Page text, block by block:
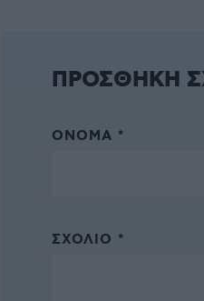
ΠΡΟΣΘΗΚΗ
ΌΝΟΜΑ *
ΣΧΌΛΙΟ *